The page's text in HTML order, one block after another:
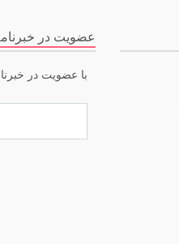
عضویت در
با عضویت در